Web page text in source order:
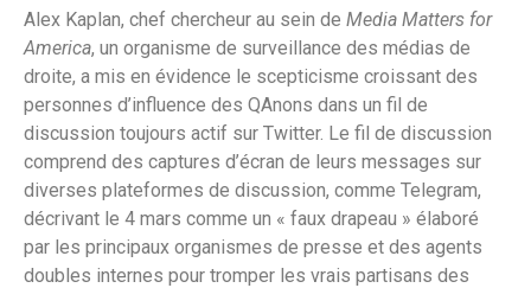
Alex Kaplan, chef chercheur au sein de Media Matters for
America, un organisme de surveillance des médias de
droite, a mis en évidence le scepticisme croissant des
personnes d’influence des QAnons dans un fil de
discussion toujours actif sur Twitter. Le fil de discussion
comprend des captures d’écran de leurs messages sur
diverses plateformes de discussion, comme Telegram,
décrivant le 4 mars comme un « faux drapeau » élaboré
par les principaux organismes de presse et des agents
doubles internes pour tromper les vrais partisans des